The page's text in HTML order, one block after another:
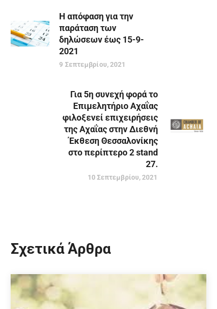
Η απόφαση για την
παράταση των
δηλώσεων έως 15-9-
2021
9 Σεπτεμβρίου, 2021
Για 5η συνεχή φορά το
Επιμελητήριο Αχαΐας
φιλοξενεί επιχειρήσεις
της Αχαΐας στην Διεθνή
Έκθεση Θεσσαλονίκης
στο περίπτερο 2 stand
27.
10 Σεπτεμβρίου, 2021
Σχετικά Άρθρα